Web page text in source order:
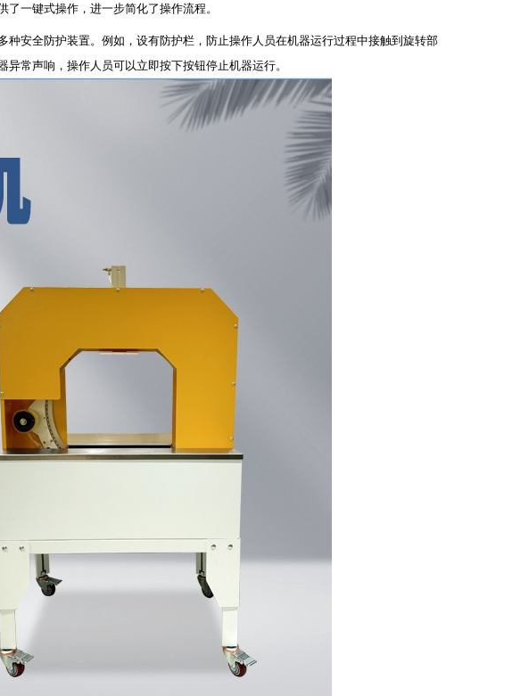
一键式操作，进一步简化了操作流程。
种安全防护装置。例如，设有防护栏，防止操作人员在机器运行过程中接触到旋转部
常声响，操作人员可以立即按下按钮停止机器运行。